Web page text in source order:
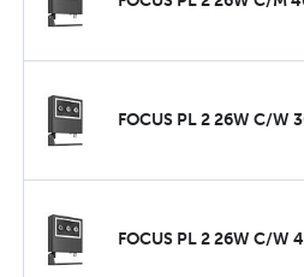
FOCUS PL 2 26W C/W
FOCUS PL 2 26W C/W